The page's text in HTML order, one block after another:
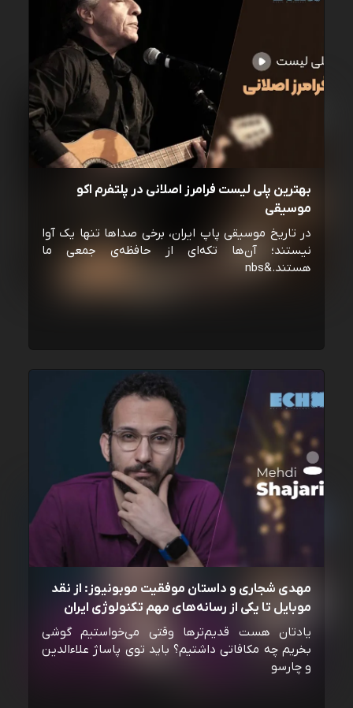
بهترین پلی لیست فرامرز اصلانی در پلتفرم اکو
موسیقی
در تاریخ موسیقی پاپ ایران، برخی صداها تنها یک آوا
نیستند؛ آن‌ها تکه‌ای از حافظه‌ی جمعی ما
هستند.&nbs
مهدی شجاری و داستان موفقیت موبونیوز: از نقد
موبایل تا یکی از رسانه‌‌های مهم تکنولوژی ایران
یادتان هست قدیم‌ترها وقتی می‌خواستیم گوشی
بخریم چه مکافاتی داشتیم؟ باید توی پاساژ علاءالدین
و چارسو